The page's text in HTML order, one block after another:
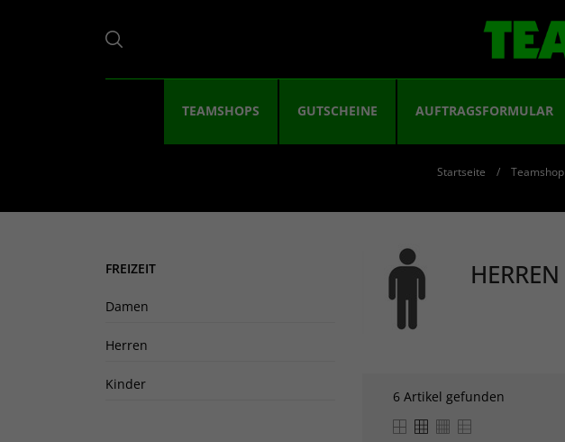
TEAMSHOPS GUTSCHEINE AUFTRAGSFORMULAR
Startseite Teamshop
FREIZEIT
Damen
Herren
Kinder
HERREN
6 Artikel gefunden